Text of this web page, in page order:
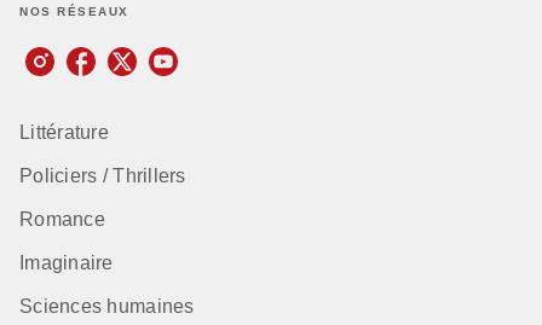
NOS RÉSEAUX
Littérature
Policiers / Thrillers
Romance
Imaginaire
Sciences humaines